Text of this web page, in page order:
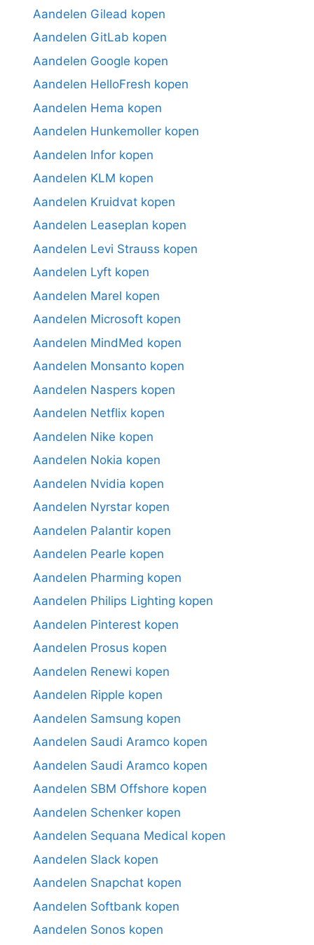
Aandelen Gilead kopen
Aandelen GitLab kopen
Aandelen Google kopen
Aandelen HelloFresh kopen
Aandelen Hema kopen
Aandelen Hunkemoller kopen
Aandelen Infor kopen
Aandelen KLM kopen
Aandelen Kruidvat kopen
Aandelen Leaseplan kopen
Aandelen Levi Strauss kopen
Aandelen Lyft kopen
Aandelen Marel kopen
Aandelen Microsoft kopen
Aandelen MindMed kopen
Aandelen Monsanto kopen
Aandelen Naspers kopen
Aandelen Netflix kopen
Aandelen Nike kopen
Aandelen Nokia kopen
Aandelen Nvidia kopen
Aandelen Nyrstar kopen
Aandelen Palantir kopen
Aandelen Pearle kopen
Aandelen Pharming kopen
Aandelen Philips Lighting kopen
Aandelen Pinterest kopen
Aandelen Prosus kopen
Aandelen Renewi kopen
Aandelen Ripple kopen
Aandelen Samsung kopen
Aandelen Saudi Aramco kopen
Aandelen Saudi Aramco kopen
Aandelen SBM Offshore kopen
Aandelen Schenker kopen
Aandelen Sequana Medical kopen
Aandelen Slack kopen
Aandelen Snapchat kopen
Aandelen Softbank kopen
Aandelen Sonos kopen